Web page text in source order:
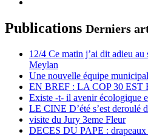
Publications Derniers
12/4 Ce matin j’ai dit adieu au
Meylan
Une nouvelle équipe
EN BREF : LA COP 30
Existe -t- il avenir écologique
LE CINE D’été s’est deroulé
visite du Jury 3eme Fleur
DECES DU PAPE : drapeaux